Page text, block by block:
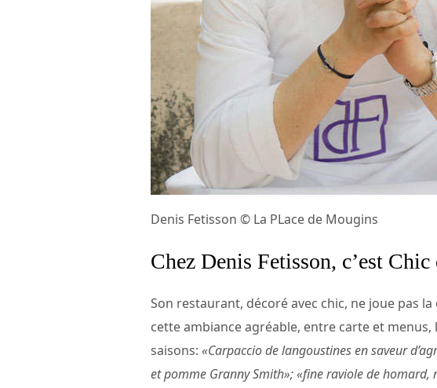
Denis Fetisson © La PLace de Mougins
Chez Denis Fetisson, c’est
Son restaurant, décoré avec chic, ne joue pas
cette ambiance agréable, entre carte et menus,
saisons: «Carpaccio de langoustines en saveur
et pomme Granny Smith»; «fine raviole de homard,